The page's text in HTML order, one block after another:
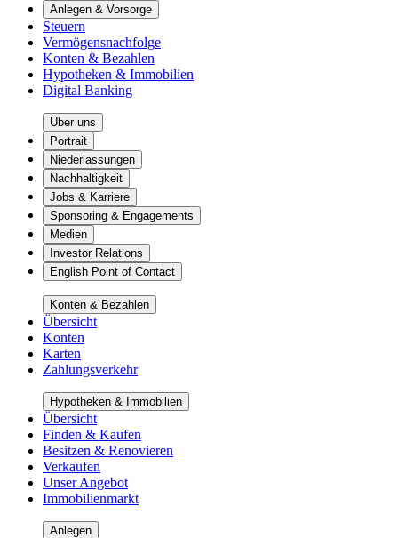
Anlegen & Vorsorge
Steuern
Vermögensnachfolge
Konten & Bezahlen
Hypotheken & Immobilien
Digital Banking
Über uns
Portrait
Niederlassungen
Nachhaltigkeit
Jobs & Karriere
Sponsoring & Engagements
Medien
Investor Relations
English Point of Contact
Konten & Bezahlen
Übersicht
Konten
Karten
Zahlungsverkehr
Hypotheken & Immobilien
Übersicht
Finden & Kaufen
Besitzen & Renovieren
Verkaufen
Unser Angebot
Immobilienmarkt
Anlegen